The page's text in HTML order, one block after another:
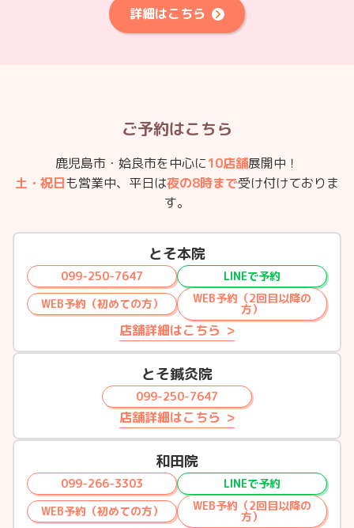
詳細はこちら
ご予約はこちら
鹿児島市・姶良市を中心に10店舗展開中！
土・祝日も営業中、平日は夜の8時まで受け付けておりま
す。
とそ本院
099-250-7647
LINEで予約
WEB予約（初めての方）
WEB予約（2回目以降の
方）
店舗詳細はこちら
とそ鍼灸院
099-250-7647
店舗詳細はこちら
和田院
099-266-3303
LINEで予約
WEB予約（初めての方）
WEB予約（2回目以降の
方）